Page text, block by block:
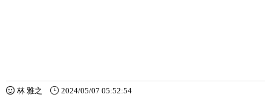
林 雅之 2024/05/07 05:52:54